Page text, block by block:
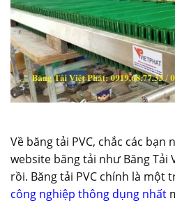
Về băng tải PVC, chắc các bạn
website băng tải như Băng Tải
rồi. Băng tải PVC chính là một
công nghiệp thông dụng nhất